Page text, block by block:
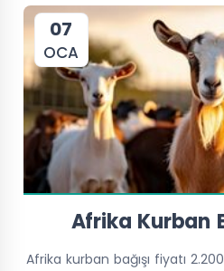
07
OCA
Afrika Kurban
Afrika kurban bağışı fiyatı